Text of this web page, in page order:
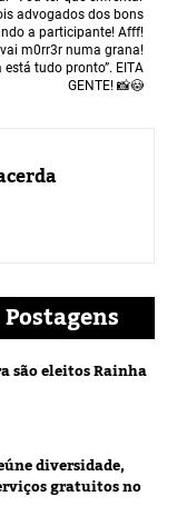
advogados dos bons
a participante! Afff!
m0rr3r numa grana!
está tudo pronto”. EITA
GENTE! 📸😳
são eleitos Rainha
diversidade,
gratuitos no